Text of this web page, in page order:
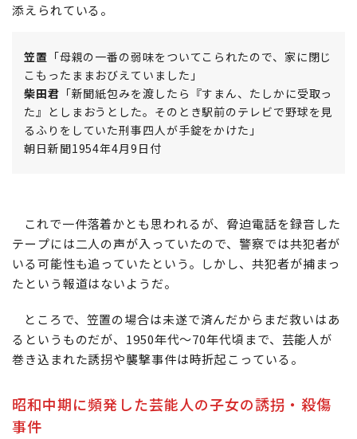
添えられている。
笠置 「母親の一番の弱味をついてこられたので、家に閉じ
こもったままおびえていました」
柴田君 「新聞紙包みを渡したら『すまん、たしかに受取っ
た』としまおうとした。そのとき駅前のテレビで野球を見
るふりをしていた刑事四人が手錠をかけた」
朝日新聞1954年4月9日付
これで一件落着かとも思われるが、脅迫電話を録音した
テープには二人の声が入っていたので、警察では共犯者が
いる可能性も追っていたという。しかし、共犯者が捕まっ
たという報道はないようだ。
ところで、笠置の場合は未遂で済んだからまだ救いはあ
巻き込まれた誘拐や襲撃事件は時折起こっている。